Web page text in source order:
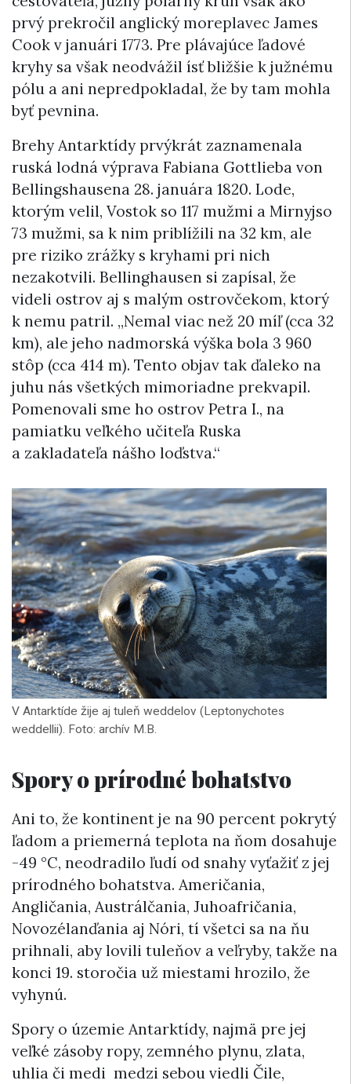
prvý prekročil anglický moreplavec James
Cook v januári 1773. Pre plávajúce ľadové
kryhy sa však neodvážil ísť bližšie k južnému
pólu a ani nepredpokladal, že by tam mohla
byť pevnina.
Brehy Antarktídy prvýkrát zaznamenala
ruská lodná výprava Fabiana Gottlieba von
Bellingshausena 28. januára 1820. Lode,
ktorým velil, Vostok so 117 mužmi a Mirnyjso
73 mužmi, sa k nim priblížili na 32 km, ale
pre riziko zrážky s kryhami pri nich
nezakotvili. Bellinghausen si zapísal, že
videli ostrov aj s malým ostrovčekom, ktorý
k nemu patril. „Nemal viac než 20 míľ (cca 32
km), ale jeho nadmorská výška bola 3 960
stôp (cca 414 m). Tento objav tak ďaleko na
juhu nás všetkých mimoriadne prekvapil.
Pomenovali sme ho ostrov Petra I., na
pamiatku veľkého učiteľa Ruska
a zakladateľa nášho loďstva.“
V Antarktíde žije aj tuleň weddelov (Leptonychotes
weddellii). Foto: archív M.B.
Spory o prírodné bohatstvo
Ani to, že kontinent je na 90 percent pokrytý
ľadom a priemerná teplota na ňom dosahuje
-49 °C, neodradilo ľudí od snahy vyťažiť z jej
prírodného bohatstva. Američania,
Angličania, Austrálčania, Juhoafričania,
Novozélanďania aj Nóri, tí všetci sa na ňu
prihnali, aby lovili tuleňov a veľryby, takže na
konci 19. storočia už miestami hrozilo, že
vyhynú.
Spory o územie Antarktídy, najmä pre jej
veľké zásoby ropy, zemného plynu, zlata,
uhlia či medi medzi sebou viedli Čile,